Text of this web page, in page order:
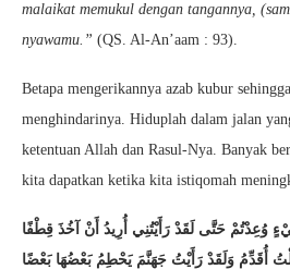
malaikat memukul dengan tangannya,
nyawamu.” (QS. Al-An’aam : 93).
Betapa mengerikannya azab kubur
menghindarinya. Hiduplah dalam jalan
ketentuan Allah dan Rasul-Nya. Banyak
kita dapatkan ketika kita istiqomah
حَتَّى لَقَدْ رَأَيْتُنِي أُرِيدُ أَنْ آخُذَ قِطْفًا
أُقَدِّمُ وَلَقَدْ رَأَيْتُ جَهَنَّمَ يَحْطِمُ بَعْضُهَا بَعْضًا